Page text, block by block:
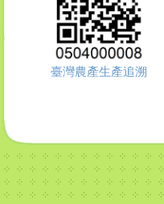
臺灣農產生產追溯